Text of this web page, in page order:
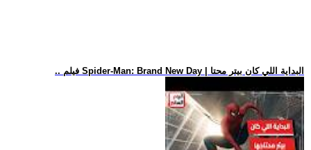
.. فيلم Spider-Man: Brand New Day | البداية اللي كان بيتر محتا